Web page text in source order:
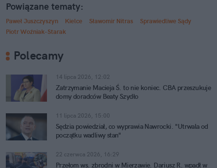
Powiązane tematy:
Paweł Juszczyszyn Kielce Sławomir Nitras
Sprawiedliwe Sądy
Piotr Woźniak-Starak
Polecamy
14 lipca 2026, 12:02
Zatrzymanie Macieja Ś. to nie koniec. CBA przeszukuje
domy doradców Beaty Szydło
11 lipca 2026, 15:00
Sędzia powiedział, co wyprawia Nawrocki. "Utrwala od
początku wadliwy stan"
22 czerwca 2026, 16:29
Przełom ws. zbrodni w Mierzawie. Dariusz R. wpadł w